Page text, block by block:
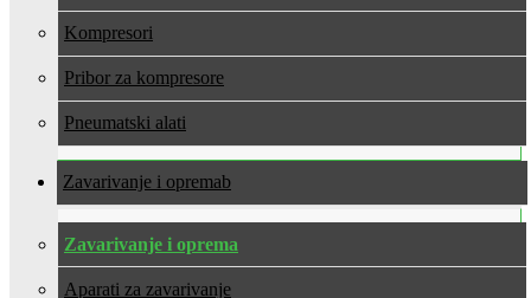
Kompresori
Pribor za kompresore
Pneumatski alati
Zavarivanje i oprema
Zavarivanje i oprema
Aparati za zavarivanje